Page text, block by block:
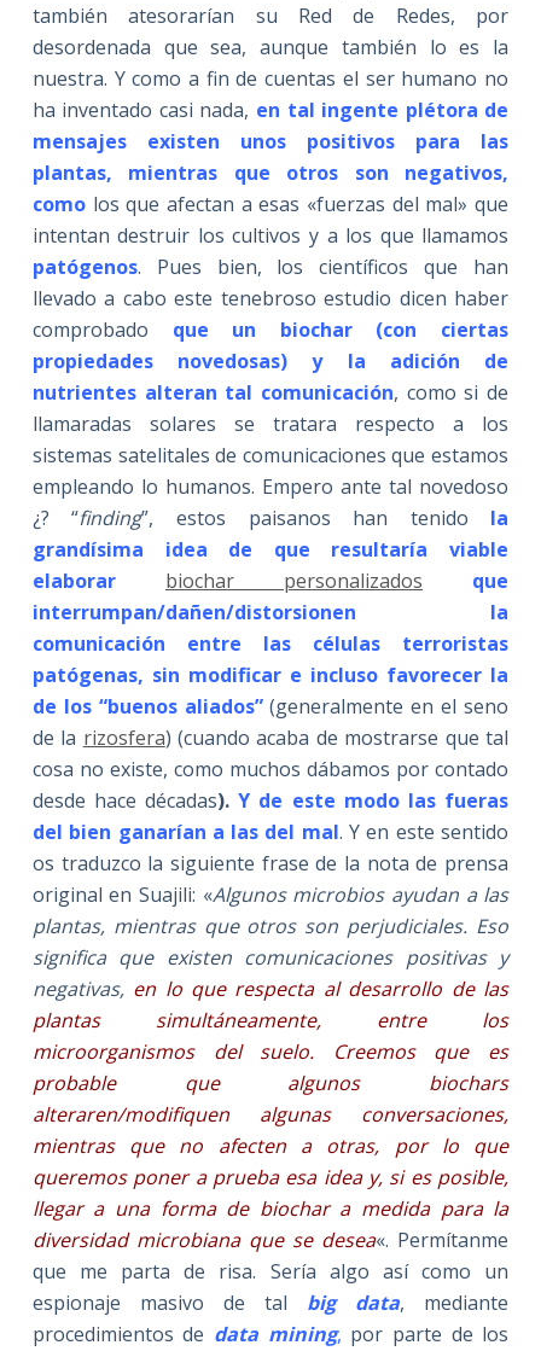
también atesorarían su Red de Redes, por
desordenada que sea, aunque también lo es la
nuestra. Y como a fin de cuentas el ser humano no
ha inventado casi nada, en tal ingente plétora de
mensajes existen unos positivos para las
plantas, mientras que otros son negativos,
comolos que afectan a esas «fuerzas del mal» que
intentan destruir los cultivos y a los que llamamos
patógenos. Pues bien, los científicos que han
llevado a cabo este tenebroso estudio dicen haber
comprobado que un biochar (con ciertas
propiedades novedosas) y la adición de
nutrientes alteran tal comunicación, como si de
llamaradas solares se tratara respecto a los
sistemas satelitales de comunicaciones que estamos
empleando lo humanos. Empero ante tal novedoso
¿? “finding”, estos paisanos han tenido la
grandísima idea de que resultaría viable
elaborar
biochar personalizados
que
interrumpan/dañen/distorsionen la
comunicación entre las células terroristas
patógenas, sin modificar e incluso favorecer la
de los “buenos aliados”(generalmente en el seno
de la rizosfera) (cuando acaba de mostrarse que tal
cosa no existe, como muchos dábamos por contado
desde hace décadas).Y de este modo las fueras
del bien ganarían a las del mal. Y en este sentido
os traduzco la siguiente frase de la nota de prensa
original en Suajili: «Algunos microbios ayudan a las
plantas, mientras que otros son perjudiciales. Eso
significa que existen comunicaciones positivas y
negativas, en lo que respecta al desarrollo de las
plantas simultáneamente, entre los
microorganismos del suelo. Creemos que es
probable que algunos biochars
alteraren/modifiquen algunas conversaciones,
mientras que no afecten a otras, por lo que
queremos poner a prueba esa idea y, si es posible,
llegar a una forma de biochar a medida para la
diversidad microbiana que se desea«. Permítanme
que me parta de risa. Sería algo así como un
espionaje masivo de tal big data, mediante
procedimientos de data mining, por parte de los